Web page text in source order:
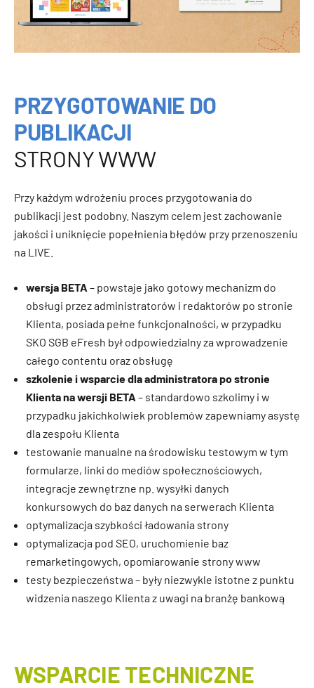
PRZYGOTOWANIE DO
PUBLIKACJI
STRONY WWW
Przy każdym wdrożeniu proces przygotowania do
publikacji jest podobny. Naszym celem jest zachowanie
jakości i uniknięcie popełnienia błędów przy przenoszeniu
na LIVE.
wersja BETA – powstaje jako gotowy mechanizm do
obsługi przez administratorów i redaktorów po stronie
Klienta, posiada pełne funkcjonalności, w przypadku
SKO SGB eFresh był odpowiedzialny za wprowadzenie
całego contentu oraz obsługę
szkolenie i wsparcie dla administratora po stronie
Klienta na wersji BETA – standardowo szkolimy i w
przypadku jakichkolwiek problemów zapewniamy asystę
dla zespołu Klienta
testowanie manualne na środowisku testowym w tym
formularze, linki do mediów społecznościowych,
integracje zewnętrzne np. wysyłki danych
konkursowych do baz danych na serwerach Klienta
optymalizacja szybkości ładowania strony
optymalizacja pod SEO, uruchomienie baz
remarketingowych, opomiarowanie strony www
testy bezpieczeństwa – były niezwykle istotne z punktu
widzenia naszego Klienta z uwagi na branżę bankową
WSPARCIE TECHNICZNE